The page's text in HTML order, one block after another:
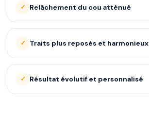
Relâchement du cou atténué
Traits plus reposés et harmonieux
Résultat évolutif et personnalisé